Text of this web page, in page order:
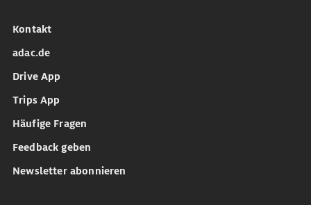
Kontakt
adac.de
Drive App
Trips App
Häufige Fragen
Feedback geben
Newsletter abonnieren